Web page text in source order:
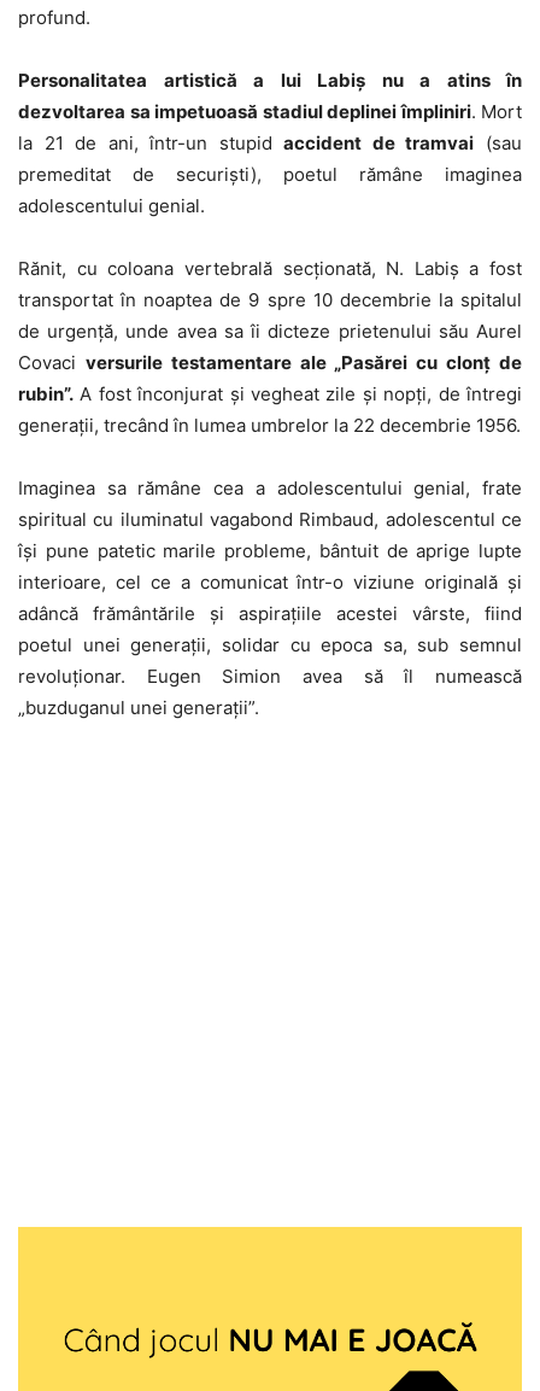
profund.
Personalitatea artistică a lui Labiș nu a atins în
dezvoltarea sa impetuoasă stadiul deplinei împliniri. Mort
la 21 de ani, într-un stupidaccident de tramvai (sau
premeditat de securiști), poetul rămâne imaginea
adolescentului genial.
Rănit, cu coloana vertebrală secționată, N. Labiș a fost
transportat în noaptea de 9 spre 10 decembrie la spitalul
de urgență, unde avea sa îi dicteze prietenului său Aurel
Covaci versurile testamentare ale „Pasărei cu clonț de
rubin”. A fost înconjurat și vegheat zile și nopți, de întregi
generații, trecând în lumea umbrelor la 22 decembrie 1956.
Imaginea sa rămâne cea a adolescentului genial, frate
spiritual cu iluminatul vagabond Rimbaud, adolescentul ce
își pune patetic marile probleme, bântuit de aprige lupte
interioare, cel ce a comunicat într-o viziune originală și
adâncă frământările și aspirațiile acestei vârste, fiind
poetul unei generații, solidar cu epoca sa, sub semnul
revoluționar. Eugen Simion avea să îl numească
„buzduganul unei generații”.